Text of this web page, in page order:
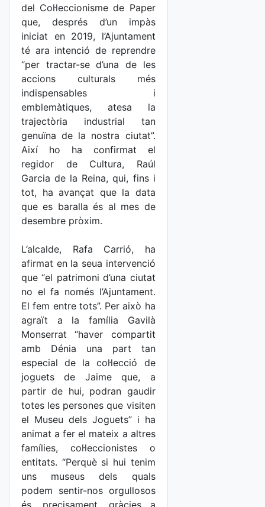
del Col·leccionisme de Paper
que, després d’un impàs
iniciat en 2019, l’Ajuntament
té ara intenció de reprendre
“per tractar-se d’una de les
accions culturals més
indispensables i
emblemàtiques, atesa la
trajectòria industrial tan
genuïna de la nostra ciutat”.
Així ho ha confirmat el
regidor de Cultura, Raúl
Garcia de la Reina, qui, fins i
tot, ha avançat que la data
que es baralla és al mes de
desembre pròxim.
L’alcalde, Rafa Carrió, ha
afirmat en la seua intervenció
que “el patrimoni d’una ciutat
no el fa només l’Ajuntament.
El fem entre tots”. Per això ha
agraït a la família Gavilà
Monserrat “haver compartit
amb Dénia una part tan
especial de la col·lecció de
joguets de Jaime que, a
partir de hui, podran gaudir
totes les persones que visiten
el Museu dels Joguets” i ha
animat a fer el mateix a altres
famílies, col·leccionistes o
entitats. “Perquè si hui tenim
uns museus dels quals
podem sentir-nos orgullosos
és, precisament, gràcies a